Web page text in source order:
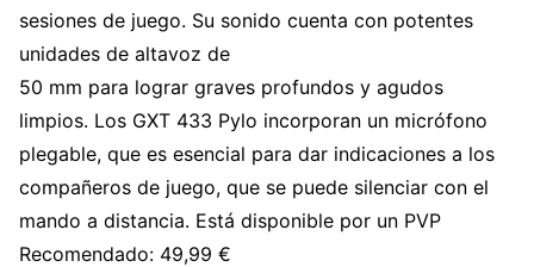
sesiones de juego. Su sonido cuenta con potentes
unidades de altavoz de
50 mm para lograr graves profundos y agudos
limpios. Los GXT 433 Pylo incorporan un micrófono
plegable, que es esencial para dar indicaciones a los
compañeros de juego, que se puede silenciar con el
mando a distancia. Está disponible por un PVP
Recomendado: 49,99 €